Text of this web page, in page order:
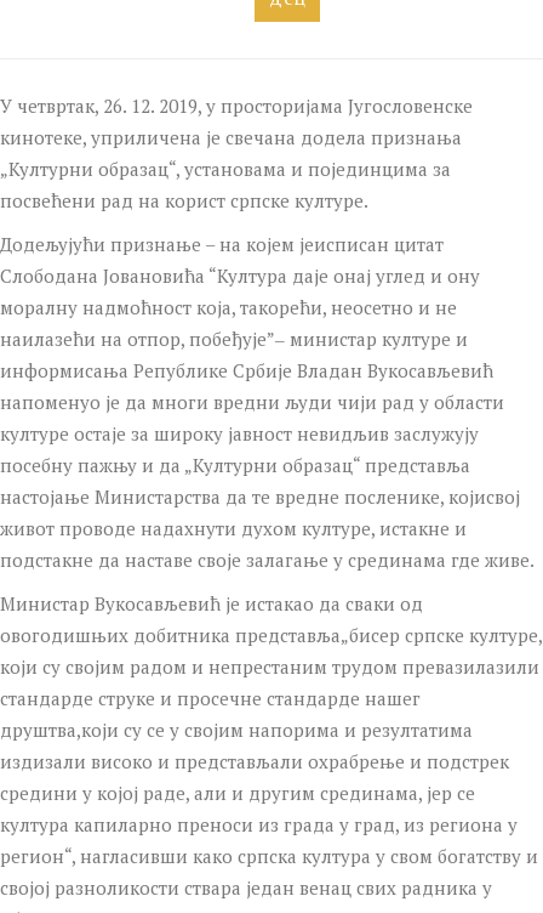
У четвртак, 26. 12. 2019, у просторијама Југословенске
кинотеке, уприличена је свечана додела признања
„Културни образац“, установама и појединцима за
посвећени рад на корист српске културе.
Додељујући признање – на којем јеисписан цитат
Слободана Јовановића “Култура даје онај углед и ону
моралну надмоћност која, такорећи, неосетно и не
наилазећи на отпор, побеђује”‒ министар културе и
информисања Републике Србије Владан Вукосављевић
напоменуо је да многи вредни људи чији рад у области
културе остаје за широку јавност невидљив заслужују
посебну пажњу и да „Културни образац“ представља
настојање Министарства да те вредне посленике, којисвој
живот проводе надахнути духом културе, истакне и
подстакне да наставе своје залагање у срединама где живе.
Министар Вукосављевић је истакао да сваки од
овогодишњих добитника представља„бисер српске културе,
који су својим радом и непрестаним трудом превазилазили
стандарде струке и просечне стандарде нашег
друштва,који су се у својим напорима и резултатима
издизали високо и представљали охрабрење и подстрек
средини у којој раде, али и другим срединама, јер се
култура капиларно преноси из града у град, из региона у
регион“, нагласивши како српска култура у свом богатству и
својој разноликости ствара један венац свих радника у